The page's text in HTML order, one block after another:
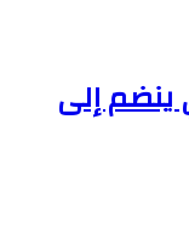
ينضم إلى